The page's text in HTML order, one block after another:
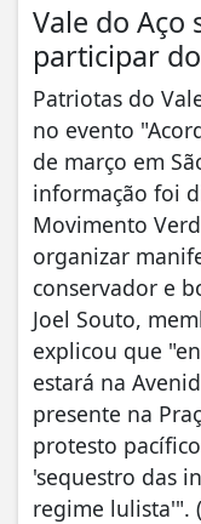
Vale do Aço
participar
Patriotas do
no evento
de março em
informação foi
Movimento
organizar
conservador e
Joel Souto,
explicou que
estará na
presente na
protesto
'sequestro das
regime lulista'".